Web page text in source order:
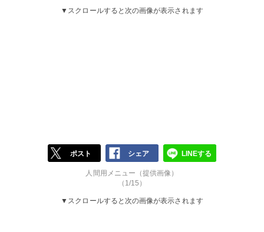
▼スクロールすると次の画像が表示されます
ポスト シェア LINEする
人間用メニュー（提供画像）
（1/15）
▼スクロールすると次の画像が表示されます